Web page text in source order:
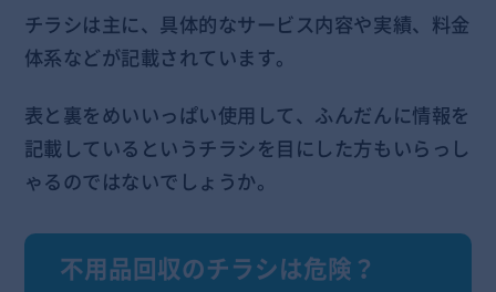
チラシは主に、具体的なサービス内容や実績、料金
体系などが記載されています。
表と裏をめいいっぱい使用して、ふんだんに情報を
記載しているというチラシを目にした方もいらっし
ゃるのではないでしょうか。
不用品回収のチラシは危険？